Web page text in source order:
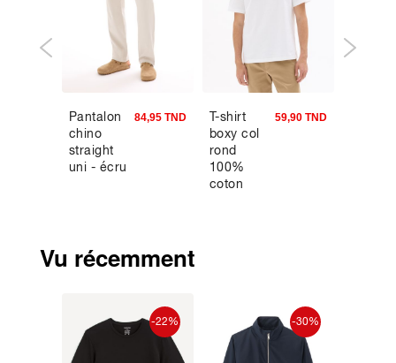
Pantalon
chino
straight
uni - écru
84,95 TND
T-shirt
boxy col
rond
100%
coton
59,90 TND
Vu récemment
-22% -30%